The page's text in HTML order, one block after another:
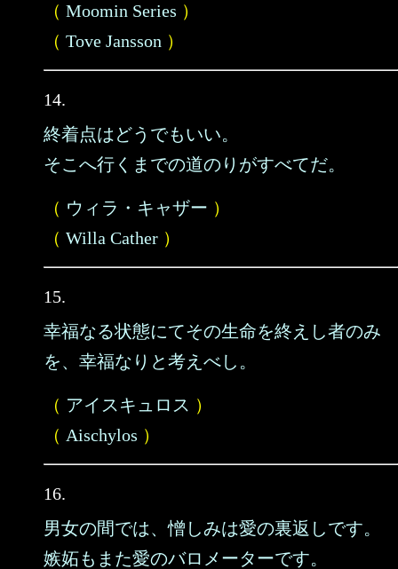
（ Moomin Series ）
（ Tove Jansson ）
14.
終着点はどうでもいい。
そこへ行くまでの道のりがすべてだ。
（ ウィラ・キャザー ）
（ Willa Cather ）
15.
幸福なる状態にてその生命を終えし者のみ
を、幸福なりと考えべし。
（ アイスキュロス ）
（ Aischylos ）
16.
男女の間では、憎しみは愛の裏返しです。
嫉妬もまた愛のバロメーターです。